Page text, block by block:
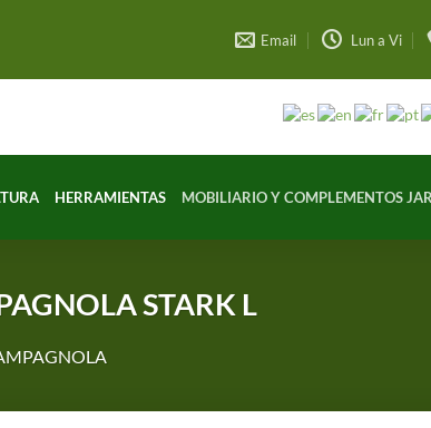
Email Lun a Vi
HERRAMIENTAS MOBILIARIO Y COMPLEMENTOS
STARK L